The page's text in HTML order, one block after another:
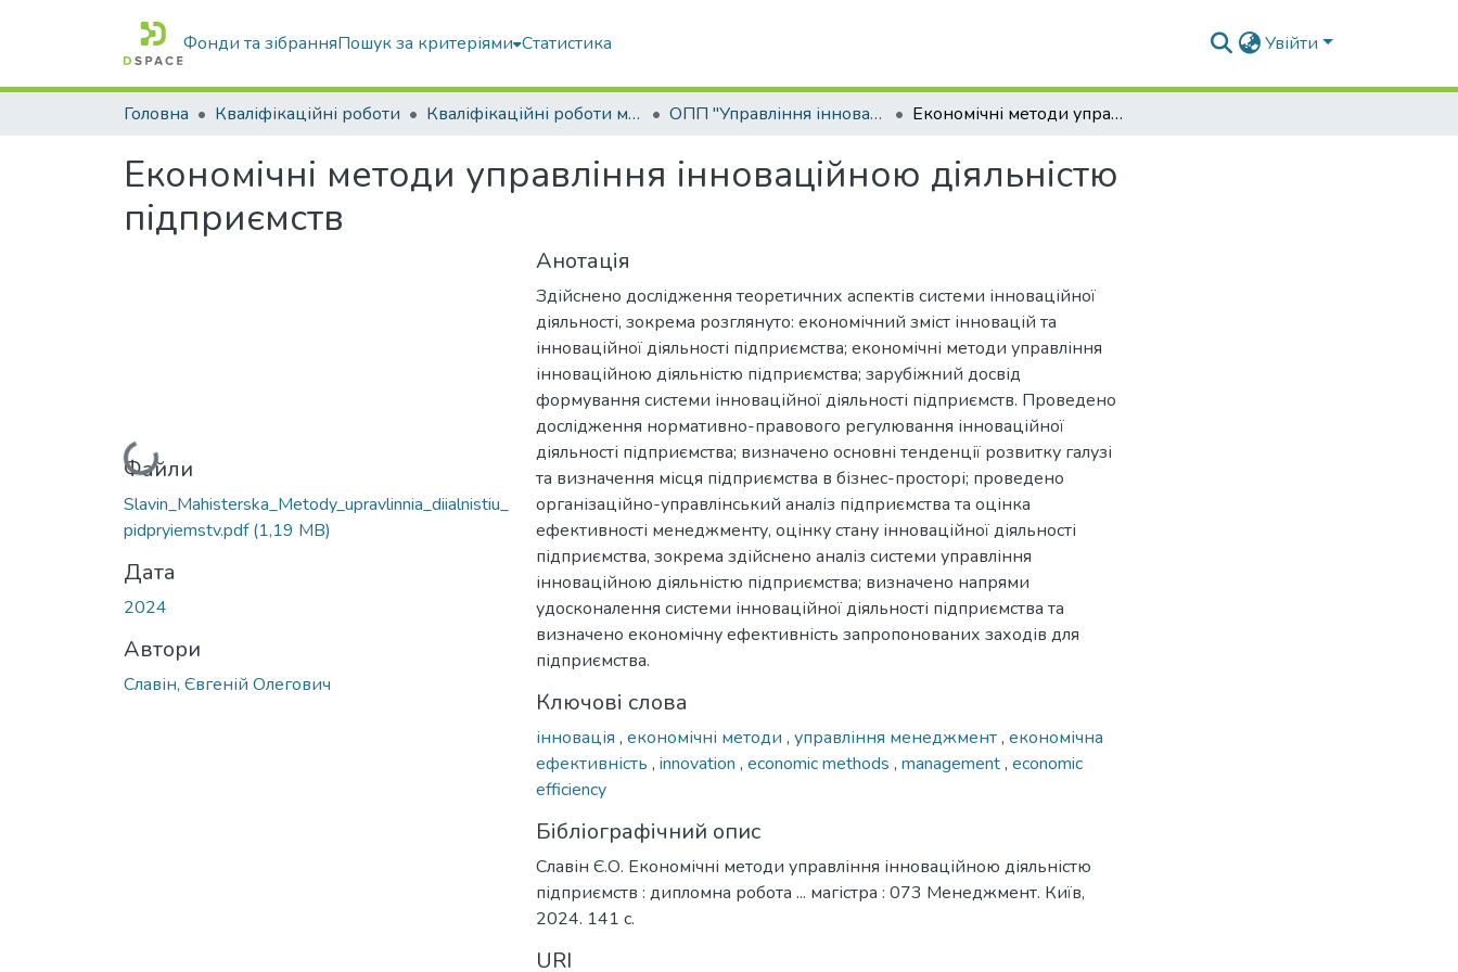
Фонди та зібранняПошук за критеріями Статистика Увійти
Головна Кваліфікаційні роботи Кваліфікаційні роботи магістрів ОПП "Управління інноваційною та консалтинговою діяльністю" Економічні методи управління інноваційною діяльністю підприємств
Економічні методи управління інноваційною діяльністю
підприємств
Вантажиться...
Файли
Slavin_Mahisterska_Metody_upravlinnia_diialnistiu_
pidpryiemstv.pdf(1,19 MB)
Дата
2024
Автори
Славін, Євгеній Олегович
Анотація
Здійснено дослідження теоретичних аспектів системи інноваційної
діяльності, зокрема розглянуто: економічний зміст інновацій та
інноваційної діяльності підприємства; економічні методи управління
інноваційною діяльністю підприємства; зарубіжний досвід
формування системи інноваційної діяльності підприємств. Проведено
дослідження нормативно-правового регулювання інноваційної
діяльності підприємства; визначено основні тенденції розвитку галузі
та визначення місця підприємства в бізнес-просторі; проведено
організаційно-управлінський аналіз підприємства та оцінка
ефективності менеджменту, оцінку стану інноваційної діяльності
підприємства, зокрема здійснено аналіз системи управління
інноваційною діяльністю підприємства; визначено напрями
удосконалення системи інноваційної діяльності підприємства та
визначено економічну ефективність запропонованих заходів для
підприємства.
Ключові слова
інновація , економічні методи , управління менеджмент, економічна
ефективність , innovation , economic methods , management, economic
efficiency
Бібліографічний опис
Славін Є.О. Економічні методи управління інноваційною діяльністю
підприємств : дипломна робота ... магістра : 073 Менеджмент. Київ,
2024. 141 с.
URI